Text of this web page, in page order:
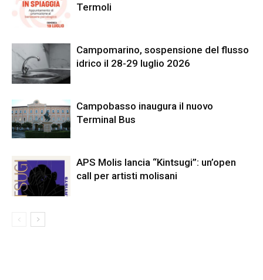
Termoli
Campomarino, sospensione del flusso
idrico il 28-29 luglio 2026
Campobasso inaugura il nuovo
Terminal Bus
APS Molis lancia “Kintsugi”: un’open
call per artisti molisani